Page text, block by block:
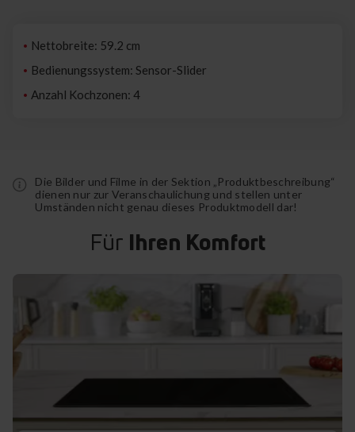
Nettobreite: 59.2 cm
Bedienungssystem: Sensor-Slider
Anzahl Kochzonen: 4
Die Bilder und Filme in der Sektion „Produktbeschreibung“
dienen nur zur Veranschaulichung und stellen unter
Umständen nicht genau dieses Produktmodell dar!
Für Ihren Komfort